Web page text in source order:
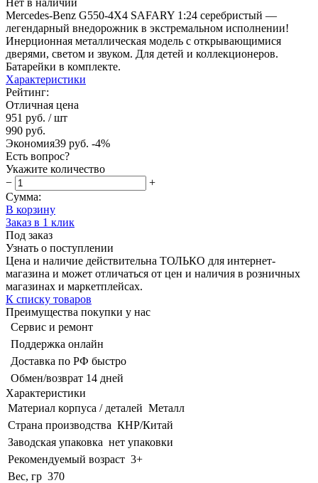
Mercedes-Benz G550-4X4 SAFARY 1:24 серебристый —
легендарный внедорожник в экстремальном исполнении!
Инерционная металлическая модель с открывающимися
дверями, светом и звуком. Для детей и коллекционеров.
Батарейки в комплекте.
Характеристики
Рейтинг:
Отличная цена
951 руб. / шт
990 руб.
Экономия39 руб. -4%
Есть вопрос?
Укажите количество
−
+
Сумма:
В корзину
Заказ в 1 клик
Под заказ
Узнать о поступлении
Цена и наличие действительна ТОЛЬКО для интернет-
магазина и может отличаться от цен и наличия в розничных
магазинах и маркетплейсах.
К списку товаров
Преимущества покупки у нас
Сервис и ремонт
Поддержка онлайн
Доставка по РФ быстро
Обмен/возврат 14 дней
Характеристики
Материал корпуса / деталей Металл
Страна производства КНР/Китай
Заводская упаковка нет упаковки
Рекомендуемый возраст 3+
Вес, гр 370